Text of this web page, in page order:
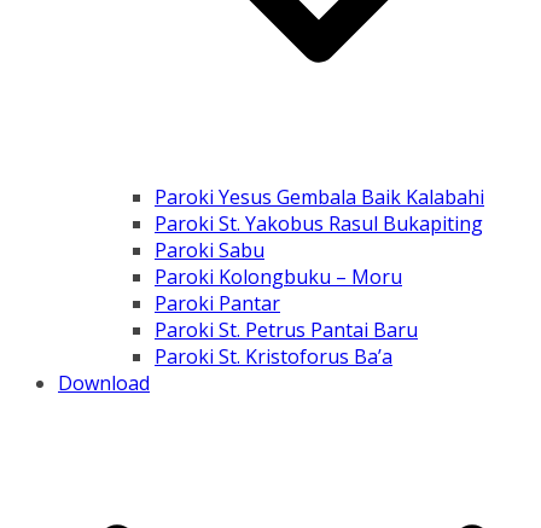
Paroki Yesus Gembala Baik Kalabahi
Paroki St. Yakobus Rasul Bukapiting
Paroki Sabu
Paroki Kolongbuku – Moru
Paroki Pantar
Paroki St. Petrus Pantai Baru
Paroki St. Kristoforus Ba’a
Download